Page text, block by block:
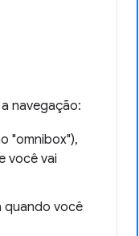
navegação:
"omnibox"),
você vai
quando você